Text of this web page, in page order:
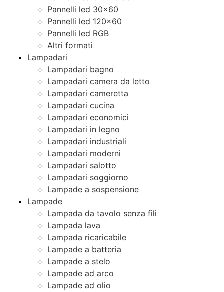
Pannelli led 30×60
Pannelli led 120×60
Pannelli led RGB
Altri formati
Lampadari
Lampadari bagno
Lampadari camera da letto
Lampadari cameretta
Lampadari cucina
Lampadari economici
Lampadari in legno
Lampadari industriali
Lampadari moderni
Lampadari salotto
Lampadari soggiorno
Lampade a sospensione
Lampade
Lampada da tavolo senza fili
Lampada lava
Lampada ricaricabile
Lampade a batteria
Lampade a stelo
Lampade ad arco
Lampade ad olio